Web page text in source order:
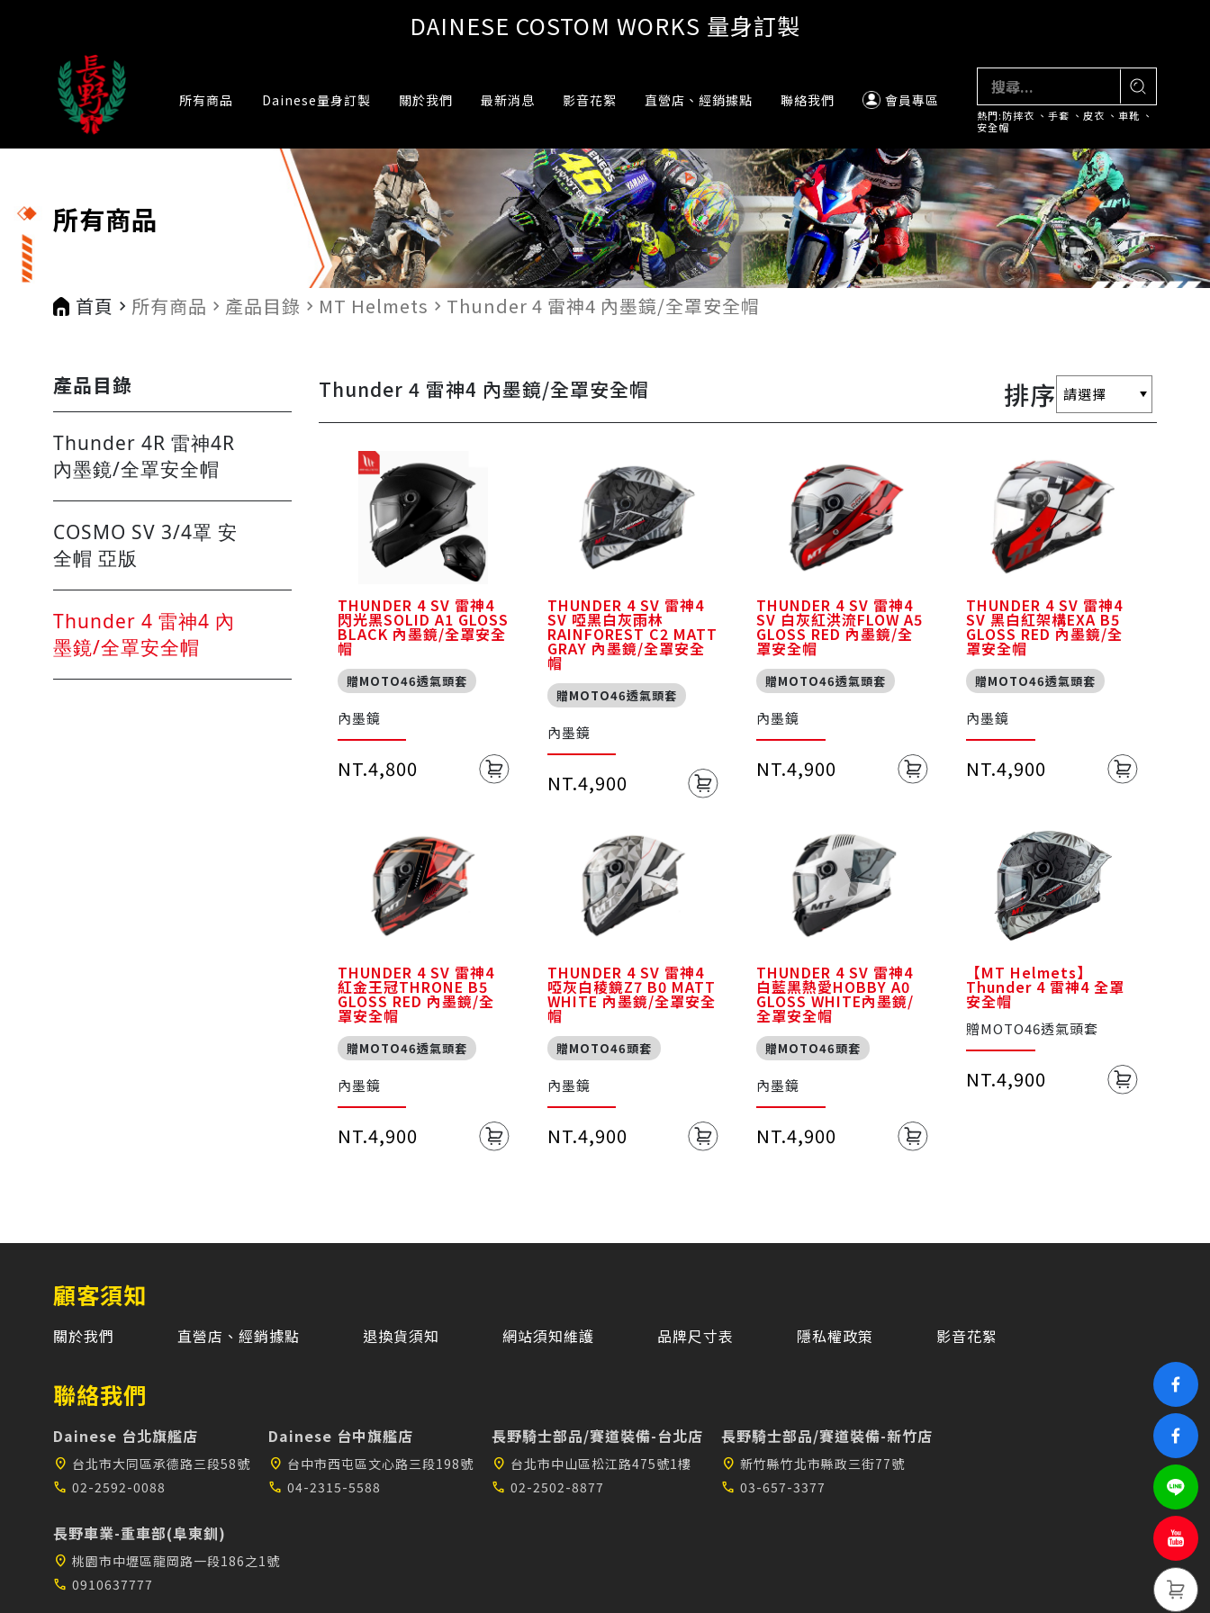
DAINESE COSTOM WORKS 量身訂製
所有商品 Dainese量身訂製 關於我們 最新消息 影音花絮 直營店、經銷據點 聯絡我們 會員專區
熱門:防摔衣 、手套 、 皮衣 、車靴 、
安全帽
所有商品
首頁 navigate_next 所有商品 navigate_next 產品目錄 navigate_next MT Helmets navigate_next Thunder 4 雷神4 內墨鏡/全罩安全帽
產品目錄
Thunder 4R 雷神4R
內墨鏡/全罩安全帽
COSMO SV 3/4罩 安
全帽 亞版
Thunder 4 雷神4 內
墨鏡/全罩安全帽
Thunder 4 雷神4 內墨鏡/全罩安全帽 排序
THUNDER 4 SV 雷神4
閃光黑SOLID A1 GLOSS
BLACK 內墨鏡/全罩安全
帽
贈MOTO46透氣頭套
內墨鏡
NT.4,800
THUNDER 4 SV 雷神4
SV 啞黑白灰雨林
RAINFOREST C2 MATT
GRAY 內墨鏡/全罩安全
帽
贈MOTO46透氣頭套
內墨鏡
NT.4,900
THUNDER 4 SV 雷神4
SV 白灰紅洪流FLOW A5
GLOSS RED 內墨鏡/全
罩安全帽
贈MOTO46透氣頭套
內墨鏡
NT.4,900
THUNDER 4 SV 雷神4
SV 黑白紅架構EXA B5
GLOSS RED 內墨鏡/全
罩安全帽
贈MOTO46透氣頭套
內墨鏡
NT.4,900
THUNDER 4 SV 雷神4
紅金王冠THRONE B5
GLOSS RED 內墨鏡/全
罩安全帽
贈MOTO46透氣頭套
內墨鏡
NT.4,900
THUNDER 4 SV 雷神4
啞灰白稜鏡Z7 B0 MATT
WHITE 內墨鏡/全罩安全
帽
贈MOTO46頭套
內墨鏡
NT.4,900
THUNDER 4 SV 雷神4
白藍黑熱愛HOBBY A0
GLOSS WHITE內墨鏡/
全罩安全帽
贈MOTO46頭套
內墨鏡
NT.4,900
【MT Helmets】
Thunder 4 雷神4 全罩
安全帽
贈MOTO46透氣頭套
NT.4,900
顧客須知
關於我們 直營店、經銷據點 退換貨須知 網站須知維護 品牌尺寸表 隱私權政策 影音花絮
聯絡我們
Dainese 台北旗艦店
location_on 台北市大同區承德路三段58號
call 02-2592-0088
Dainese 台中旗艦店
location_on 台中市西屯區文心路三段198號
call 04-2315-5588
長野騎士部品/賽道裝備-台北店
location_on 台北市中山區松江路475號1樓
call 02-2502-8877
長野騎士部品/賽道裝備-新竹店
location_on 新竹縣竹北市縣政三街77號
call 03-657-3377
長野車業-重車部(阜東釧)
location_on 桃園市中壢區龍岡路一段186之1號
call 0910637777